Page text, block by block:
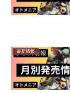
最新情報